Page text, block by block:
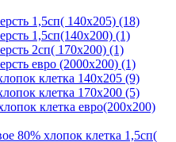
1,5сп( 140х205) (18)
1,5сп(140х200) (1)
2сп( 170х200) (1)
евро (2000х200) (1)
клетка 140х205 (9)
клетка 170х200 (5)
клетка евро(200х200)
80% хлопок клетка 1,5сп(